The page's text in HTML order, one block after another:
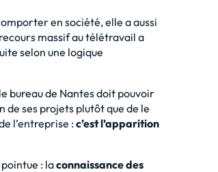
en société, elle a aussi
massif au télétravail a
selon une logique
bureau de Nantes doit pouvoir
de ses projets plutôt que de le
l’entreprise :c’est l’apparition
: laconnaissance des